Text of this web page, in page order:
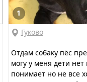
1
Гуково
Отдам собаку пёс
могу у меня дети
понимает но не все